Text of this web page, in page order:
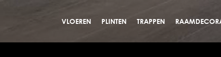
VLOEREN PLINTEN TRAPPEN